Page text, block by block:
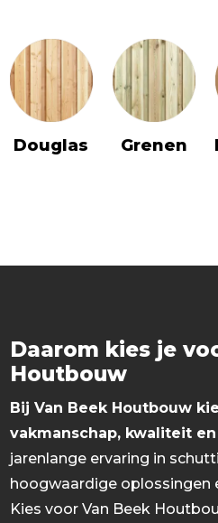
Douglas Grenen
Daarom kies je
Houtbouw
Bij Van Beek Houtbouw
vakmanschap, kwaliteit
jarenlange ervaring in
hoogwaardige oplossingen
Kies voor Van Beek